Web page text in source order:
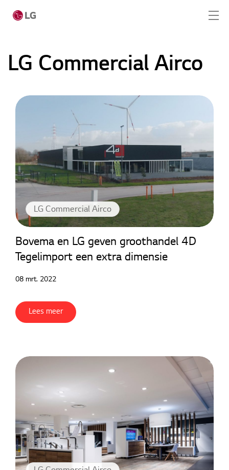
Producten
Service
Tools
Nieuws
Contact
LG Commercial Airco
LG Commercial Airco
Bovema en LG geven groothandel 4D
Tegelimport een extra dimensie
08 mrt. 2022
Lees meer